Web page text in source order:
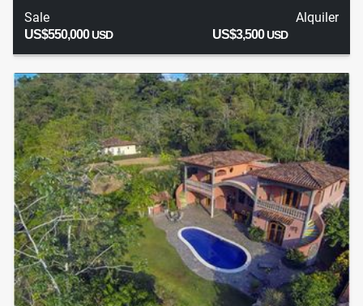
Sale
US$550,000USD
Alquiler
US$3,500USD